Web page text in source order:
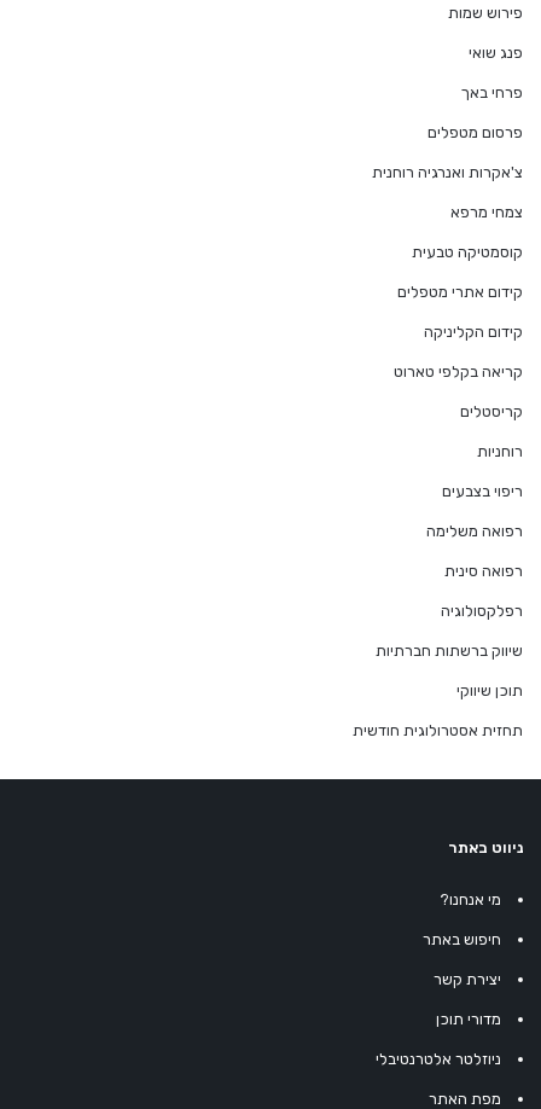
פירוש שמות
פנג שואי
פרחי באך
פרסום מטפלים
צ'אקרות ואנרגיה רוחנית
צמחי מרפא
קוסמטיקה טבעית
קידום אתרי מטפלים
קידום הקליניקה
קריאה בקלפי טארוט
קריסטלים
רוחניות
ריפוי בצבעים
רפואה משלימה
רפואה סינית
רפלקסולוגיה
שיווק ברשתות חברתיות
תוכן שיווקי
תחזית אסטרולוגית חודשית
ניווט באתר
מי אנחנו?
חיפוש באתר
יצירת קשר
מדורי תוכן
ניוזלטר אלטרנטיבלי
מפת האתר